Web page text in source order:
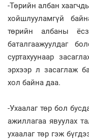
-Төрийн албан
хойшлууламгүй
төрийн албаны
баталгаажуулдаг
суртахуунаар
эрхээр л засаглаж
хол байна даа.
-Ухаалаг төр бол
ажиллагаа явуулах
ухаалаг төр гэж